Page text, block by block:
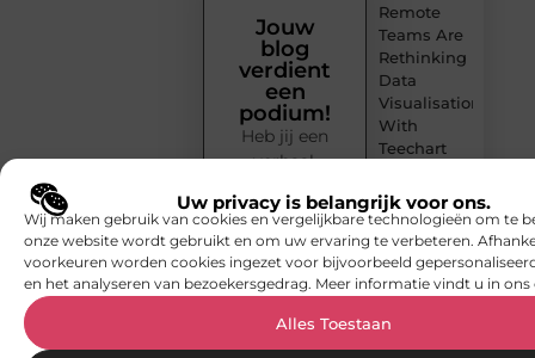
Uw privacy is belangrijk voor ons.
Wij maken gebruik van cookies en vergelijkbare technologieën om te
onze website wordt gebruikt en om uw ervaring te verbeteren.
voorkeuren worden cookies ingezet voor bijvoorbeeld
en het analyseren van bezoekersgedrag. Meer informatie vindt u in ons
Alles Toestaan
Remote
Teams Are
Rethinking
Data
Visualisation
With
Teechart
Goederen
en auto’s
slim
verplaatsen
liften naast
Jouw
blog
verdient
een
podium!
Heb jij een
verhaal,
ervaring die
anderen
kan
inspireren?
Smoods.nl!